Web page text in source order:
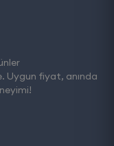
Uygun fiyat, anında